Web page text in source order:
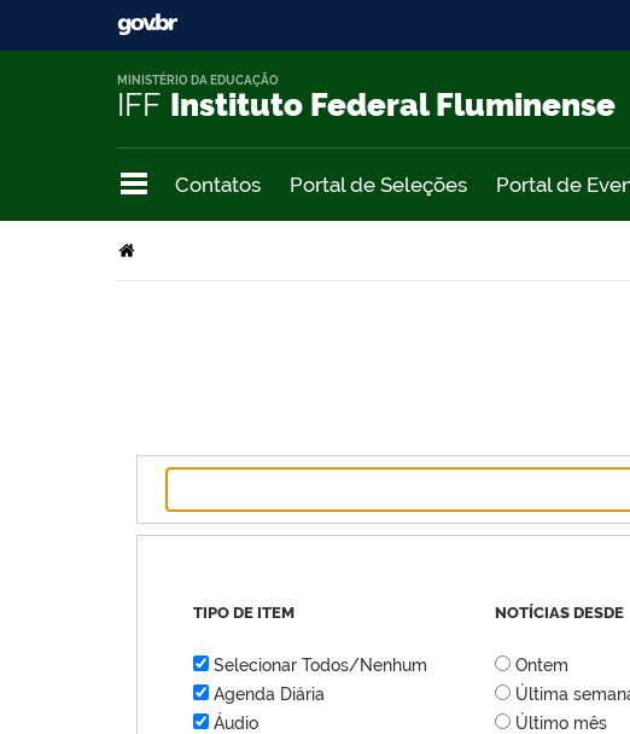
IFF Instituto Federal Fluminense
MINISTÉRIO DA EDUCAÇÃO
Contatos Portal de Seleções Portal de
TIPO DE ITEM
Selecionar Todos/Nenhum
Agenda Diária
Áudio
NOTÍCIAS DESDE
Ontem
Última
Último mês